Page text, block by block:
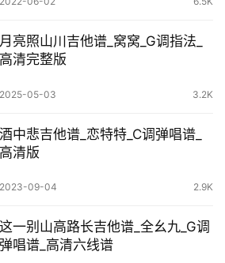
月亮照山川吉他谱_窝窝_G调指法_
高清完整版
2025-05-03 3.2K
酒中悲吉他谱_恋特特_C调弹唱谱_
高清版
2023-09-04 2.9K
这一别山高路长吉他谱_全幺九_G调
弹唱谱_高清六线谱